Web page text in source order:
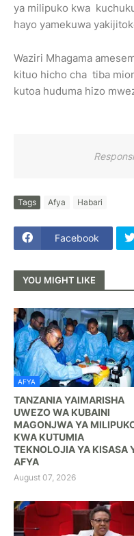
ya milipuko kwa
hayo yamekuwa
Waziri Mhagama
kituo hicho cha tiba
kutoa huduma hizo
Tags Afya Habari
Facebook
YOU MIGHT LIKE
AFYA
TANZANIA YAIMARISHA
UWEZO WA KUBAINI
MAGONJWA YA
KWA KUTUMIA
TEKNOLOJIA YA KISASA
AFYA
August 07, 2026